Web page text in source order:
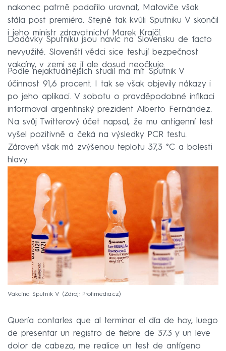
nakonec patrně podařilo urovnat, Matoviče však
stála post premiéra. Stejně tak kvůli Sputniku V skončil
i jeho ministr zdravotnictví Marek Krajčí.
Dodávky Sputniku jsou navíc na Slovensku de facto
nevyužité. Slovenští vědci sice testují bezpečnost
vakcíny, v zemi se jí ale dosud neočkuje.
Podle nejaktuálnějších studií má mít Sputnik V
účinnost 91,6 procent. I tak se však objevily nákazy i
po jeho aplikaci. V sobotu o pravděpodobné infikaci
informoval argentinský prezident Alberto Fernández.
Na svůj Twitterový účet napsal, že mu antigenní test
vyšel pozitivně a čeká na výsledky PCR testu.
Zároveň však má zvýšenou teplotu 37,3 °C a bolesti
hlavy.
Vakcína Sputnik V Zdroj: Profimedia.cz
Quería contarles que al terminar el día de hoy, luego
de presentar un registro de fiebre de 37.3 y un leve
dolor de cabeza, me realice un test de antígeno